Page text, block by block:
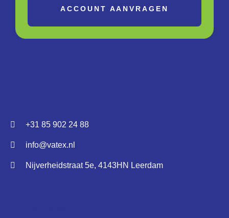
ACCOUNT AANVRAGEN
+31 85 902 24 88
info@vatex.nl
Nijverheidstraat 5e, 4143HN Leerdam